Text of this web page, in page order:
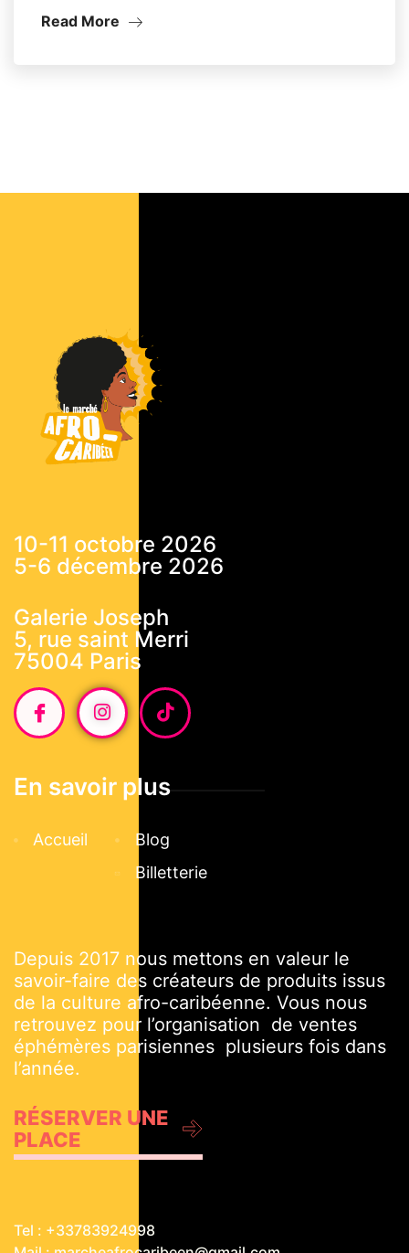
Read More
10-11 octobre 2026
5-6 décembre 2026
Galerie Joseph
5, rue saint Merri
75004 Paris
En savoir plus
Accueil
Blog
Billetterie
Depuis 2017 nous mettons en valeur le
savoir-faire des créateurs de produits issus
de la culture afro-caribéenne. Vous nous
retrouvez pour l’organisation de ventes
éphémères parisiennes plusieurs fois dans
l’année.
RÉSERVER UNE
PLACE
Tel : +33783924998